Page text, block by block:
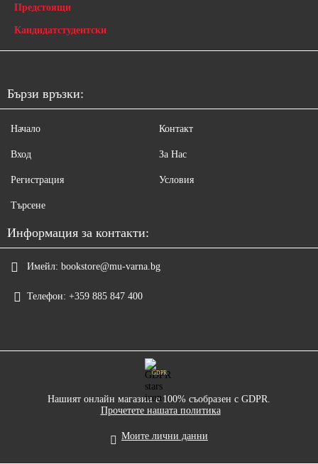
Предстоящи
Кандидатстудентски
Бързи връзки:
Начало
Вход
Регистрация
Търсене
Контакт
За Нас
Условия
Информация за контакти:
Имейл: bookstore@mu-varna.bg
Телефон: +359 885 847 400
GDPR
Нашият онлайн магазин е 100% съобразен с GDPR.
Прочетете нашата политика
Моите лични данни